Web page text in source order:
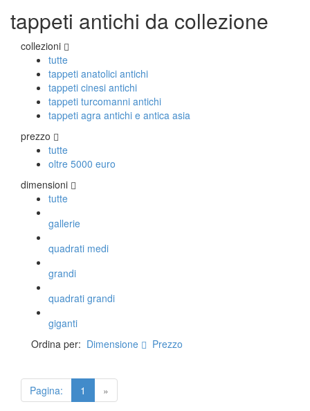
TAPPETI DI DESIGN D'ARTE
Marco Nereo Rotelli
Daniela Marchetti
Chuk Palu
Giorgio Palù
Fabio Morandi
TAPPETI PERSIANI
Tappeti Persiani Antichi
Tappeti Persiani Vecchi
Tappeti Persiani Nuovi
Tappeti Persiani Moderni
TAPPETI CLASSICI
Collezione Hyderabad
Collezione Peshawar
Collezione Agra
Collezione Zigler
TAPPETI CAUCASICI
tappeti antichi da collezione
collezioni
tutte
tappeti anatolici antichi
tappeti cinesi antichi
tappeti turcomanni antichi
tappeti agra antichi e antica asia
prezzo
tutte
oltre 5000 euro
dimensioni
tutte
gallerie
quadrati medi
grandi
quadrati grandi
giganti
Ordina per: Dimensione Prezzo
Pagina: 1 »